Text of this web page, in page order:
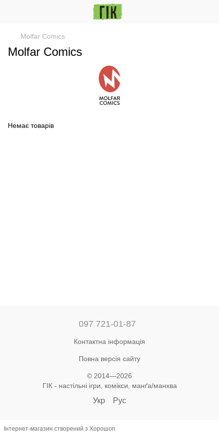
Molfar Comics
Molfar Comics
Немає товарів
097 721-01-87
Контактна інформація
Повна версія сайту
© 2014—2026
ГІК - настільні ігри, комікси, манґа/манхва
Укр Рус
Інтернет-магазин створений з Хорошоп